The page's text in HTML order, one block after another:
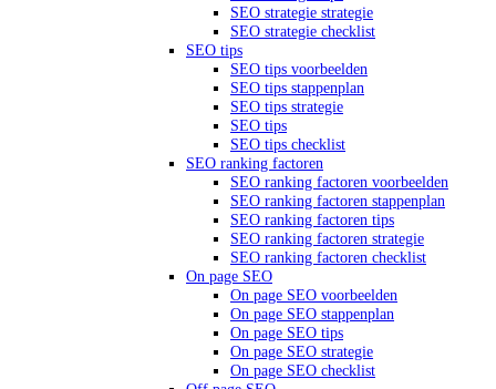
SEO strategie strategie
SEO strategie checklist
SEO tips
SEO tips voorbeelden
SEO tips stappenplan
SEO tips strategie
SEO tips
SEO tips checklist
SEO ranking factoren
SEO ranking factoren voorbeelden
SEO ranking factoren stappenplan
SEO ranking factoren tips
SEO ranking factoren strategie
SEO ranking factoren checklist
On page SEO
On page SEO voorbeelden
On page SEO stappenplan
On page SEO tips
On page SEO strategie
On page SEO checklist